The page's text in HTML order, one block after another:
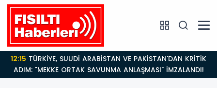
12:15
ADIM: "MEKKE ORTAK SAVUNMA ANLAŞMASI" İMZALANDI!